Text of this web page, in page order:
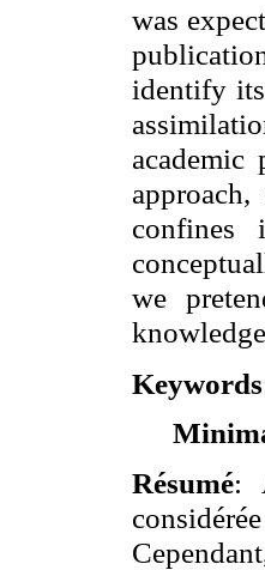
was
identify
assimila
academic
confines
we
Keywords
Résumé: